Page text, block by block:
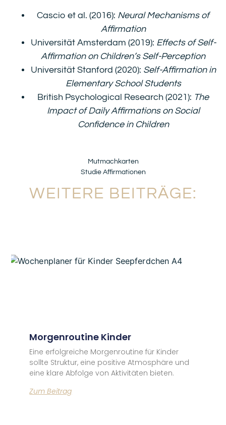
Cascio et al. (2016): Neural Mechanisms of
Affirmation
Universität Amsterdam (2019): Effects of Self-
Affirmation on Children’s Self-Perception
Universität Stanford (2020): Self-Affirmation in
Elementary School Students
British Psychological Research (2021): The
Impact of Daily Affirmations on Social
Confidence in Children
Mutmachkarten
Studie Affirmationen
WEITERE BEITRÄGE:
Morgenroutine Kinder
Eine erfolgreiche Morgenroutine für Kinder
sollte Struktur, eine positive Atmosphäre und
eine klare Abfolge von Aktivitäten bieten.
Zum Beitrag